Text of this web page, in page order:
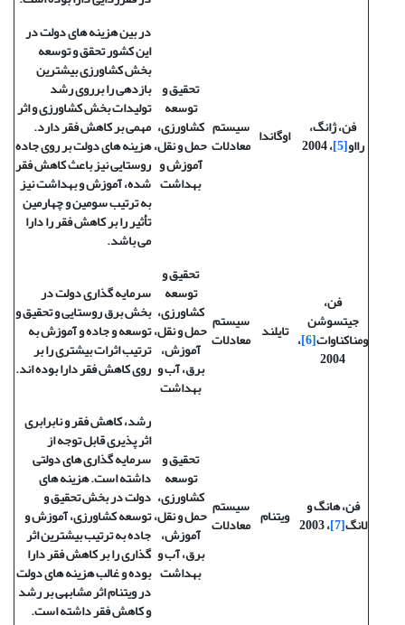
فن، ژانگ،
رااو[5] ، 2004 اوگاندا سیستم
معادلات
تحقیق و
توسعه
کشاورزی،
حمل و نقل،
آموزش و
بهداشت
در بین هزینه های دولت در
این کشور تحقق و توسعه
بخش کشاورزی بیشترین
بازدهی را برروی رشد
تولیدات بخش کشاورزی و اثر
مهمی بر کاهش فقر دارد.
هزینه های دولت بر روی جاده
روستایی نیز باعث کاهش فقر
شده، آموزش و بهداشت نیز
به ترتیب سومین و چهارمین
تأثیر را بر کاهش فقر را دارا
می باشد.
فن،
جیتسوشن
ومناکناوات[6] ،
2004
تایلند سیستم
معادلات
تحقیق و
توسعه
کشاورزی،
حمل و نقل،
آموزش،
برق، آب و
بهداشت
سرمایه گذاری دولت در
بخش برق روستایی و تحقیق و
توسعه و جاده و آموزش به
ترتیب اثرات بیشتری را بر
روی کاهش فقر دارا بوده اند.
فن، هانگ و
لانگ[7] ، 2003 ویتنام سیستم
معادلات
تحقیق و
توسعه
کشاورزی،
حمل و نقل،
آموزش،
برق، آب و
بهداشت
رشد، کاهش فقر و نابرابری
اثر پذیری قابل توجه از
سرمایه گذاری های دولتی
داشته است. هزینه های
دولت در بخش تحقیق و
توسعه کشاورزی، آموزش و
جاده به ترتیب بیشترین اثر
گذاری را بر کاهش فقر دارا
بوده و غالب هزینه های دولت
در ویتنام اثر مشابهی بر رشد
و کاهش فقر داشته است.